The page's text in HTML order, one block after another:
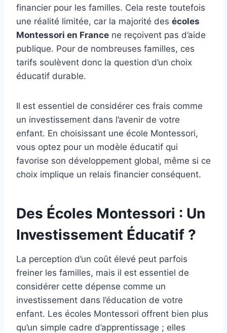
financier pour les familles. Cela reste toutefois
une réalité limitée, car la majorité des écoles
Montessori en France ne reçoivent pas d’aide
publique. Pour de nombreuses familles, ces
tarifs soulèvent donc la question d’un choix
éducatif durable.
Il est essentiel de considérer ces frais comme
un investissement dans l’avenir de votre
enfant. En choisissant une école Montessori,
vous optez pour un modèle éducatif qui
favorise son développement global, même si ce
choix implique un relais financier conséquent.
Des Écoles Montessori : Un
Investissement Éducatif ?
La perception d’un coût élevé peut parfois
freiner les familles, mais il est essentiel de
considérer cette dépense comme un
investissement dans l’éducation de votre
enfant. Les écoles Montessori offrent bien plus
qu’un simple cadre d’apprentissage ; elles